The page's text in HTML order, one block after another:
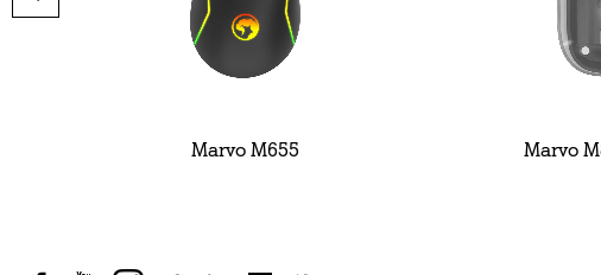
Marvo M655 Marvo